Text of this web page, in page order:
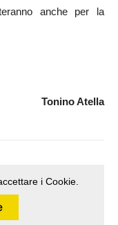
anche per la
Tonino Atella
i Cookie.